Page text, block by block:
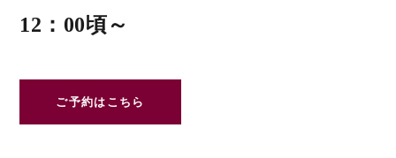
12：00頃～
ご予約はこちら